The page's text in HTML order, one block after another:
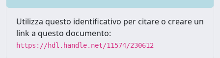
Utilizza questo identificativo per citare o creare un
link a questo documento:
https://hdl.handle.net/11574/230612